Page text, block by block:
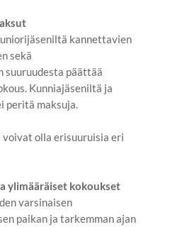
kannettavien
sekä
suuruudesta päättää
Kunniajäseniltä ja
peritä maksuja.
olla erisuuruisia eri
ylimääräiset kokoukset
varsinaisen
paikan ja tarkemman ajan